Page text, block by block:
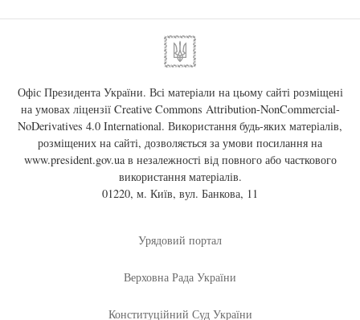
Офіс Президента України. Всі матеріали на цьому сайті розміщені
на умовах ліцензії Creative Commons Attribution-NonCommercial-
NoDerivatives 4.0 International. Використання будь-яких матеріалів,
розміщених на сайті, дозволяється за умови посилання на
www.president.gov.uaв незалежності від повного або часткового
використання матеріалів.
01220, м. Київ, вул. Банкова, 11
Урядовий портал
Верховна Рада України
Конституційний Суд України